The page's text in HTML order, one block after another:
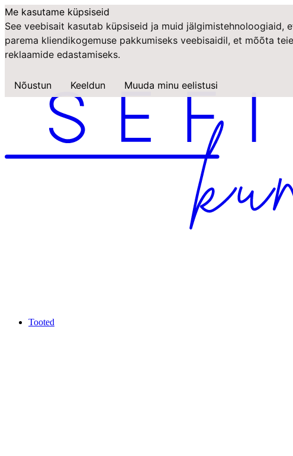
Me kasutame küpsiseid
See veebisait kasutab küpsiseid ja muid
parema kliendikogemuse pakkumiseks veebisaidil, et mõõta
reklaamide edastamiseks.
Nõustun Keeldun Muuda minu eelistusi
Tooted